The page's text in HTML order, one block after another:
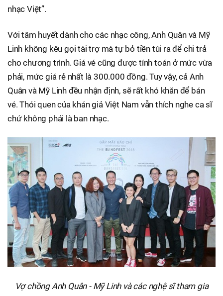
nhạc Việt”.
Với tâm huyết dành cho các nhạc công, Anh Quân và Mỹ
Linh không kêu gọi tài trợ mà tự bỏ tiền túi ra để chi trả
cho chương trình. Giá vé cũng được tính toán ở mức vừa
phải, mức giá rẻ nhất là 300.000 đồng. Tuy vậy, cả Anh
Quân và Mỹ Linh đều nhận định, sẽ rất khó khăn để bán
vé. Thói quen của khán giả Việt Nam vẫn thích nghe ca sĩ
chứ không phải là ban nhạc.
Vợ chồng Anh Quân - Mỹ Linh và các nghệ sĩ tham gia